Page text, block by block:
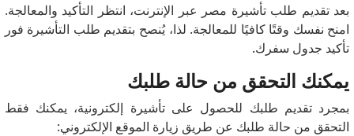
بعد تقديم طلب تأشيرة مصر عبر الإنترنت، انتظر التأكيد والمعالجة.
امنح نفسك وقتًا كافيًا للمعالجة. لذا، يُنصح بتقديم طلب التأشيرة فور
تأكيد جدول سفرك.
يمكنك التحقق من حالة طلبك
بمجرد تقديم طلبك للحصول على تأشيرة إلكترونية، يمكنك فقط
التحقق من حالة طلبك عن طريق زيارة الموقع الإلكتروني: